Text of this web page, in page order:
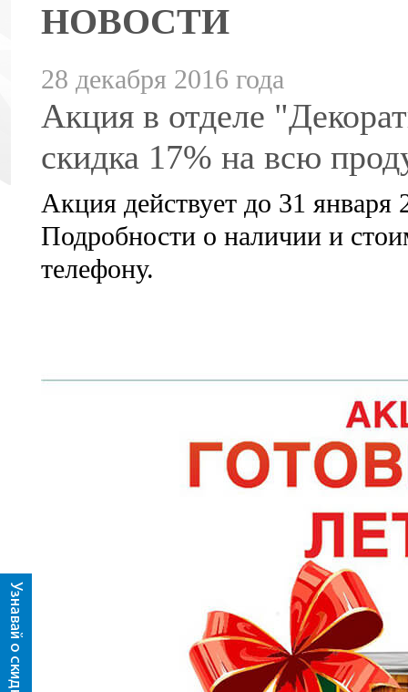
НОВОСТИ
28 декабря 2016 года
Акция в отделе
скидка 17% на всю
Акция действует до 31 января
Подробности о наличии и
телефону.